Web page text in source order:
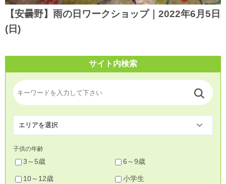
【安曇野】雨の日ワークショップ｜2022年6月5日
(日)
サイト内検索
子供の年齢
3～5歳 6～9歳
10～12歳 小学生